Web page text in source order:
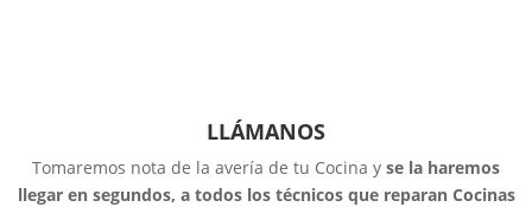
LLÁMANOS
Tomaremos nota de la avería de tu Cocina y se la haremos
llegar en segundos, a todos los técnicos que reparan Cocinas